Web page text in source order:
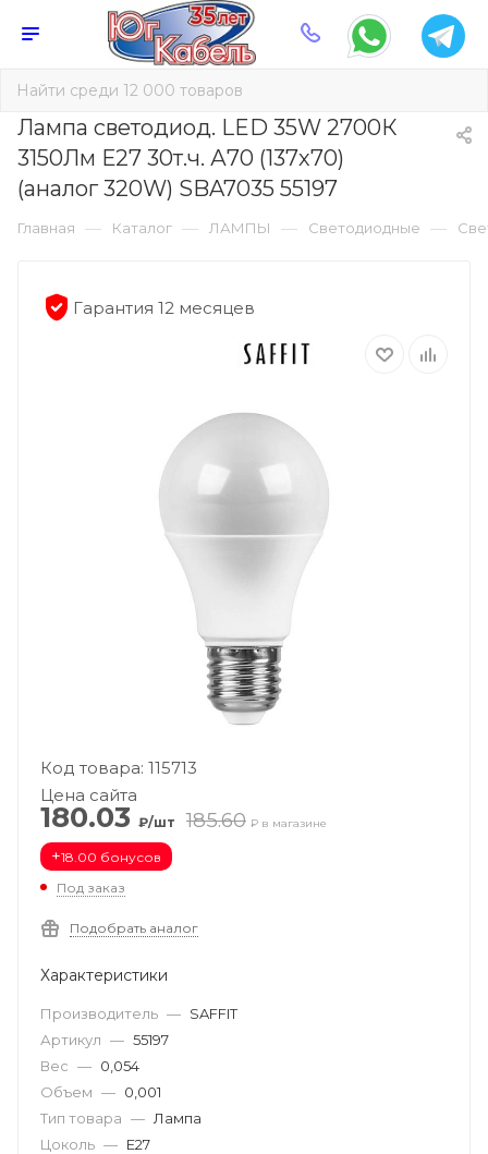
Лампа светодиод. LED 35W 2700К
3150Лм Е27 30т.ч. А70 (137х70)
(аналог 320W) SBA7035 55197
Главная — Каталог — ЛАМПЫ — Светодиодные —
Гарантия 12 месяцев
Код товара: 115713
Цена сайта
180.03 ₽/шт 185.60 ₽ в магазине
+18.00 бонусов
Под заказ
Подобрать аналог
Характеристики
Производитель — SAFFIT
Артикул — 55197
Вес — 0,054
Объем — 0,001
Тип товара — Лампа
Цоколь — E27